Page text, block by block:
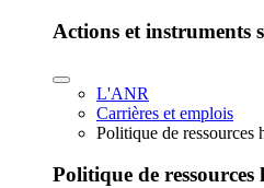
Actions et instruments
L'ANR
Carrières et emplois
Politique de ressources
Politique de ressources